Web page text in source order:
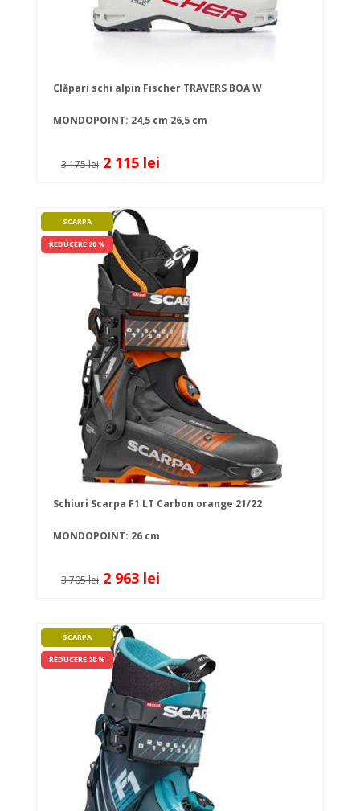
Clăpari schi alpin Fischer TRAVERS BOA W
MONDOPOINT: 24,5 cm 26,5 cm
3 175 lei 2 115 lei
SCARPA
REDUCERE 20 %
Schiuri Scarpa F1 LT Carbon orange 21/22
MONDOPOINT: 26 cm
3 705 lei 2 963 lei
SCARPA
REDUCERE 20 %